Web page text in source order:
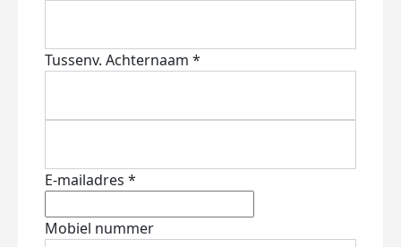
Tussenv. Achternaam *
E-mailadres *
Mobiel nummer